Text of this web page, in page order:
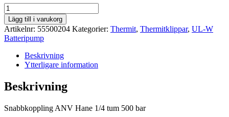
Snabbkoppling
ANV
Hane
1/4
tum
mängd
Lägg till i varukorg
Artikelnr: 55500204 Kategorier: Thermit, Thermitklippar, UL-W
Batteripump
Beskrivning
Ytterligare information
Beskrivning
Snabbkoppling ANV Hane 1/4 tum 500 bar